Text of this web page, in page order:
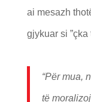
ai mesazh
gjykuar si ”çka
“Për mua,
të